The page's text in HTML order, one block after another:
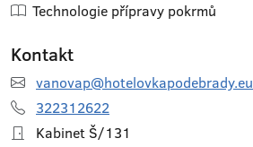
Technologie přípravy pokrmů
Kontakt
vanovap@hotelovkapodebrady.eu
322312622
Kabinet Š/131